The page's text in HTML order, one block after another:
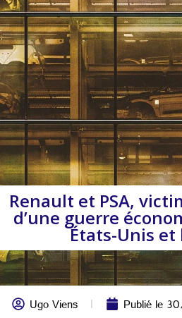
Renault et PSA,
d’une guerre
États-Unis et
Ugo Viens Publié le